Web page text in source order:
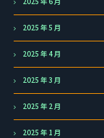
2025 年 5 月
2025 年 4 月
2025 年 3 月
2025 年 2 月
2025 年 1 月